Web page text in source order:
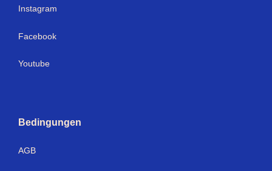
Instagram
Facebook
Youtube
Bedingungen
AGB